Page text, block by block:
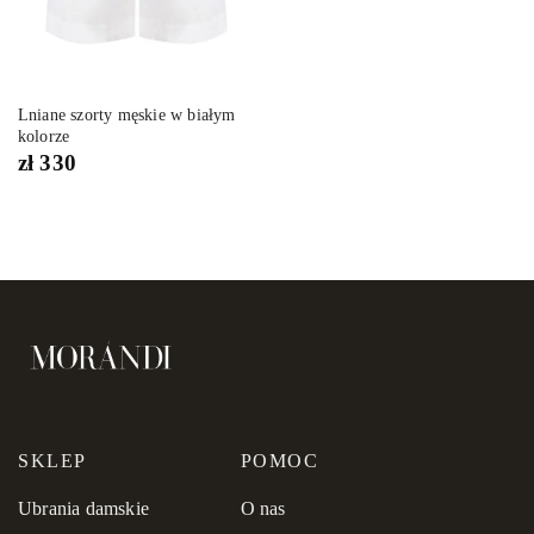
Lniane szorty męskie w białym
kolorze
zł330
SKLEP
Ubrania damskie
POMOC
O nas